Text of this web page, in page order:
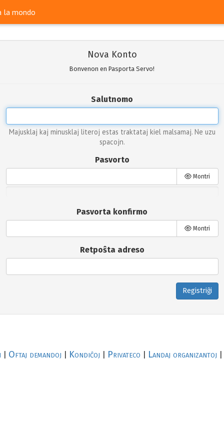
la mondo
Nova Konto
Bonvenon en Pasporta Servo!
Salutnomo
Majusklaj kaj minusklaj literoj estas traktataj kiel malsamaj. Ne uzu
spacojn.
Pasvorto
Montri
Pasvorta konfirmo
Montri
Retpoŝta adreso
Registriĝi
Oftaj demandoj Kondiĉoj Privateco Landaj organizantoj